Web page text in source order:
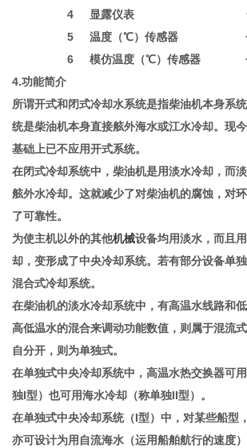
4
显露仪表
5
温度（℃）传感器
6
模仿温度（℃）传感器
4.功能简介
所谓开式和闭式冷却水系统是指柴油机本身系
统是柴油机本身直接舷外海水或江水冷却。现
基础上已不应用开式系统。
在闭式冷却系统中，柴油机是用淡水冷却，而
舷外水冷却。这就减少了对柴油机的腐蚀，对
了可靠性。
为使主机以外的其他机械设备均用淡水，而且
却，变形成了中央冷却系统。若有部分设备单
混合式冷却系统。
在柴油机的淡水冷却系统中，有高温水线路和
高低温水的混合来调动功能数值，则属于混流
自分开，则为单独式。
在单独式中央冷却系统中，高温水热交换器可
独I型）也可用海水冷却（称单独II型）。
在单独式中央冷却系统（I型）中，对某些船型
亦可设计为用自流海水（运用船舶航行的速度